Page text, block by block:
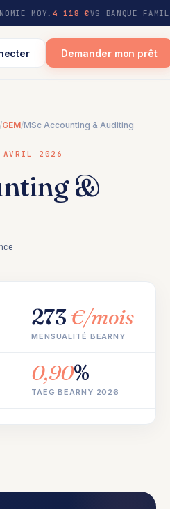
MOY. 4 118 €VS BANQUE
Demander mon prêt
/GEM/MSc Accounting & Auditing
AVRIL 2026
&
273€/mois
MENSUALITÉ BEARNY
0,90%
TAEG BEARNY 2026